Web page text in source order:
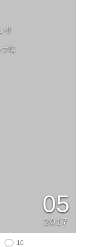
‼︎
プ場
05
2017
10